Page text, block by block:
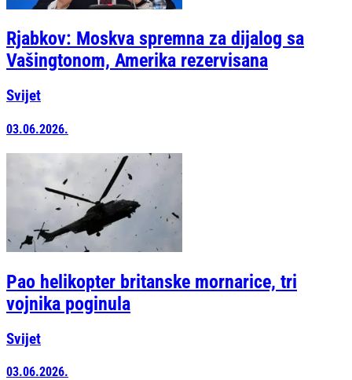
Rjabkov: Moskva spremna za dijalog sa
Vašingtonom, Amerika rezervisana
Svijet
03.06.2026.
Pao helikopter britanske mornarice, tri
vojnika poginula
Svijet
03.06.2026.